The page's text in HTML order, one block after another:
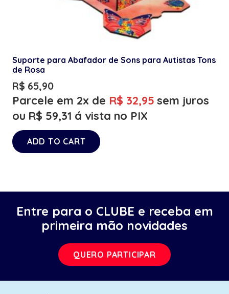
Suporte para Abafador de Sons para Autistas Tons
de Rosa
R$ 65,90
Parcele em 2x de R$ 32,95 sem juros
ou R$ 59,31 á vista no PIX
ADD TO CART
Entre para o CLUBE e receba em
primeira mão novidades
QUERO PARTICIPAR